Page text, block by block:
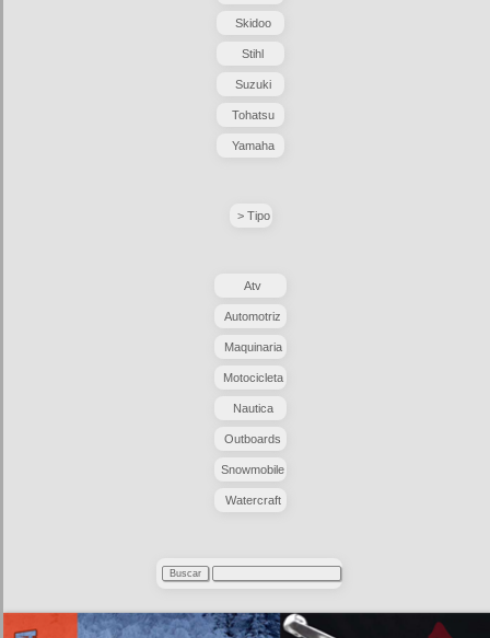
Skidoo
Stihl
Suzuki
Tohatsu
Yamaha
> Tipo
Atv
Automotriz
Maquinaria
Motocicleta
Nautica
Outboards
Snowmobile
Watercraft